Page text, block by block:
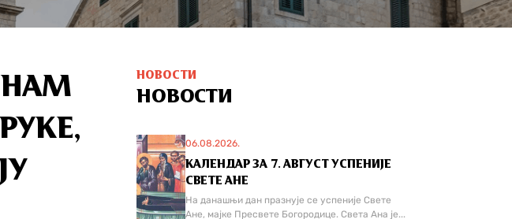
НАМ
НОВОСТИ
НОВОСТИ
06.08.2026.
КАЛЕНДАР ЗА 7. АВГУСТ УСПЕНИЈЕ
СВЕТЕ АНЕ
На данашњи дан празнује се успеније Свете
Ане, мајке Пресвете Богородице. Света Ана је...